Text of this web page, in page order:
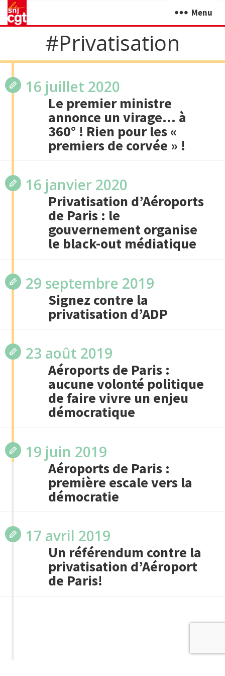
Menu
#Privatisation
16 juillet 2020
Le premier ministre
annonce un virage… à
360° ! Rien pour les «
premiers de corvée » !
16 janvier 2020
Privatisation d’Aéroports
de Paris : le
gouvernement organise
le black-out médiatique
29 septembre 2019
Signez contre la
privatisation d’ADP
23 août 2019
Aéroports de Paris :
aucune volonté politique
de faire vivre un enjeu
démocratique
19 juin 2019
Aéroports de Paris :
première escale vers la
démocratie
17 avril 2019
Un référendum contre la
privatisation d’Aéroport
de Paris!